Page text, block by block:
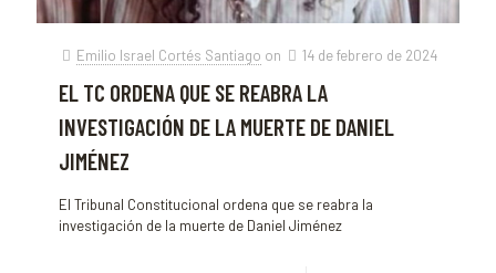
Emilio Israel Cortés Santiago on 14 de febrero de 2024
EL TC ORDENA QUE SE REABRA LA
INVESTIGACIÓN DE LA MUERTE DE DANIEL
JIMÉNEZ
El Tribunal Constitucional ordena que se reabra la
investigación de la muerte de Daniel Jiménez